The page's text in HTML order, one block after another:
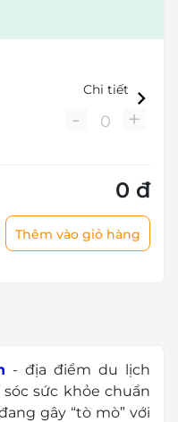
Chi tiết
- 0 +
0 đ
Thêm vào giỏ hàng
- địa điểm du lịch
sức khỏe chuẩn
gây “tò mò” với